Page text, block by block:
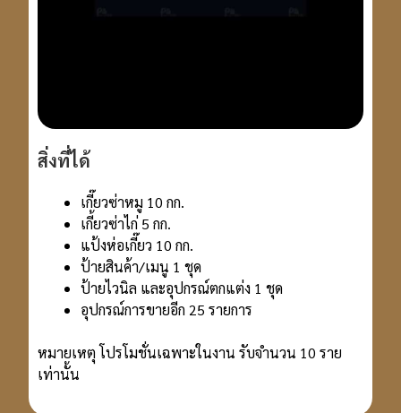
สิ่งที่ได้
เกี๊ยวซ่าหมู 10 กก.
เกี้ยวซ่าไก่ 5 กก.
แป้งห่อเกี๊ยว 10 กก.
ป้ายสินค้า/เมนู 1 ชุด
ป้ายไวนิล และอุปกรณ์ตกแต่ง 1 ชุด
อุปกรณ์การขายอีก 25 รายการ
หมายเหตุ โปรโมชั่นเฉพาะในงาน รับจํานวน 10 ราย
เท่านั้น